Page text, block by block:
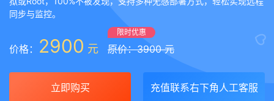
同步与监控。
价格： 2900 元
限时优惠
原价：3900 元
立即购买 充值联系右下角人工客服